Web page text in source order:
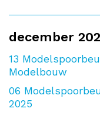
december
13
Modelbouw
06
2025